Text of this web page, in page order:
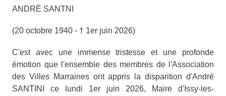
ANDRÉ SANTNI
(20 octobre 1940 - † 1er juin 2026)
C'est avec une immense tristesse et une profonde
émotion que l'ensemble des membres de l'Association
des Villes Marraines ont appris la disparition d'André
SANTINI ce lundi 1er juin 2026, Maire d'Issy-les-